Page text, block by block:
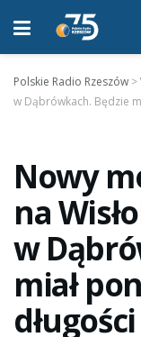
Polskie Radio Rzeszów >
w Dąbrówkach. Będzie
Nowy
na
w
miał
długości